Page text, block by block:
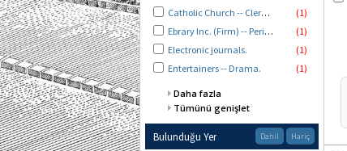
Catholic Church -- Clergy -- Drama.
(1)
Ebrary Inc. (Firm) -- Periodicals -- Databases.
(1)
Electronic journals.
(1)
Entertainers -- Drama.
(1)
Daha fazla
Tümünü genişlet
Bulunduğu Yer Dahil Hariç